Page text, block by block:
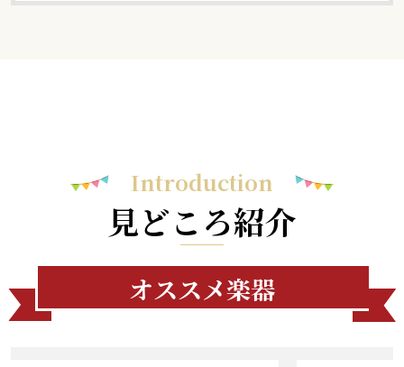
Introduction
見どころ紹介
オススメ楽器